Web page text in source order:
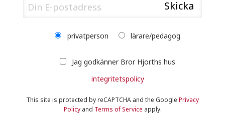
privatperson lärare/pedagog
Jag godkänner Bror Hjorths hus
integritetspolicy
This site is protected by reCAPTCHA and the Google Privacy
Policyand Terms of Service apply.